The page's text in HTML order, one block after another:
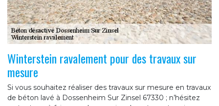
Winterstein ravalement pour des travaux sur
mesure
Si vous souhaitez réaliser des travaux sur mesure en travaux
de béton lavé à Dossenheim Sur Zinsel 67330 ; n’hésitez